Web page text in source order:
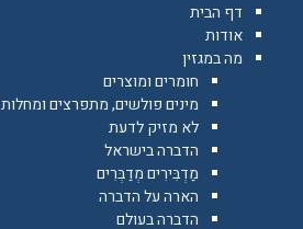
דף הבית
אודות
מה במגזין
חומרים ומוצרים
מינים פולשים, מתפרצים ומחלות
לא מזיק לדעת
הדברה בישראל
מַדְבִּירִים מְדַבְּרִים
הארה על הדברה
הדברה בעולם